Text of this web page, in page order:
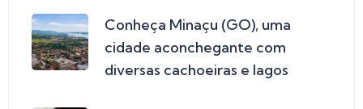
Conheça Minaçu (GO), uma
cidade aconchegante com
diversas cachoeiras e lagos